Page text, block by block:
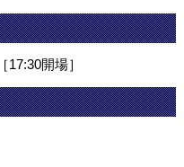
開場］